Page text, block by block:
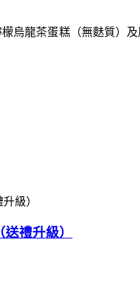
烏龍茶蛋糕（無麩質）
禮升級）